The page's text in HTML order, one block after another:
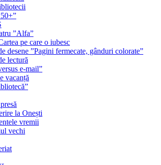
”Alfa”
pe care o iubesc
desene ”Pagini fermecate, gânduri colorate”
lectură
e-mail”
vacanță
la Onești
vremii
vechi